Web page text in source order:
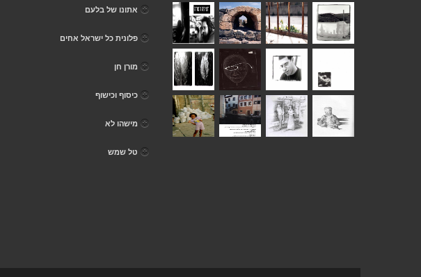
אתונו של בלעם
פלונית כל ישראל אחים
מורן חן
כיסוף וכישוף
מישהו לא
טל שמש